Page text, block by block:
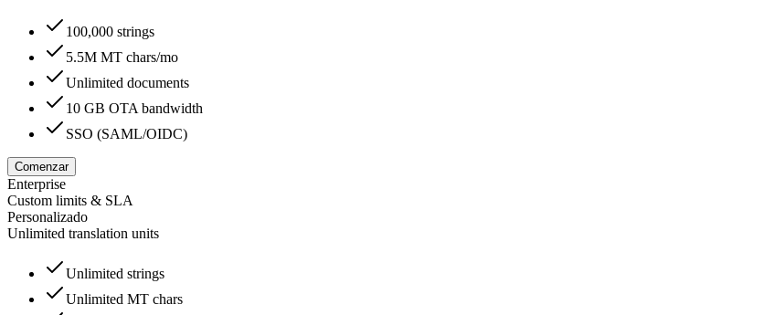
100,000 strings
5.5M MT chars/mo
Unlimited documents
10 GB OTA bandwidth
SSO (SAML/OIDC)
Comenzar
Enterprise
Custom limits & SLA
Personalizado
Unlimited translation units
Unlimited strings
Unlimited MT chars